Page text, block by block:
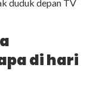
duduk depan TV
di hari